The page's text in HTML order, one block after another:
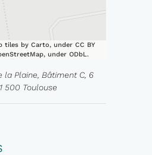
tiles by Carto, under CC BY
under ODbL.
la Plaine, Bâtiment C, 6
500 Toulouse